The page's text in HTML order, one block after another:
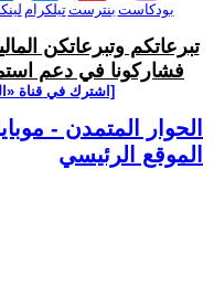
تيلكرامبنترست بودكاست
تبرعاتكم وتبرعاتكن
فشاركونا في دعم
[اشترك في قناة
الحوار المتمدن -
الموقع الرئيسي